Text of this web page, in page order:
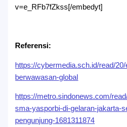
v=e_RFb7fZkss[/embedyt]
Referensi:
https://cybermedia.sch.id/read/
berwawasan-global
https://metro.sindonews.com/
sma-yasporbi-di-gelaran-jakarta-
pengunjung-1681311874